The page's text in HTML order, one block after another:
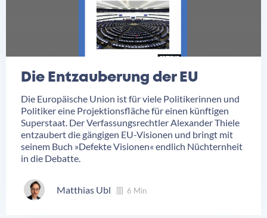
Die Entzauberung der EU
Die Europäische Union ist für viele Politikerinnen und
Politiker eine Projektionsfläche für einen künftigen
Superstaat. Der Verfassungsrechtler Alexander Thiele
entzaubert die gängigen EU-Visionen und bringt mit
seinem Buch »Defekte Visionen« endlich Nüchternheit
in die Debatte.
Matthias Ubl 6 Min